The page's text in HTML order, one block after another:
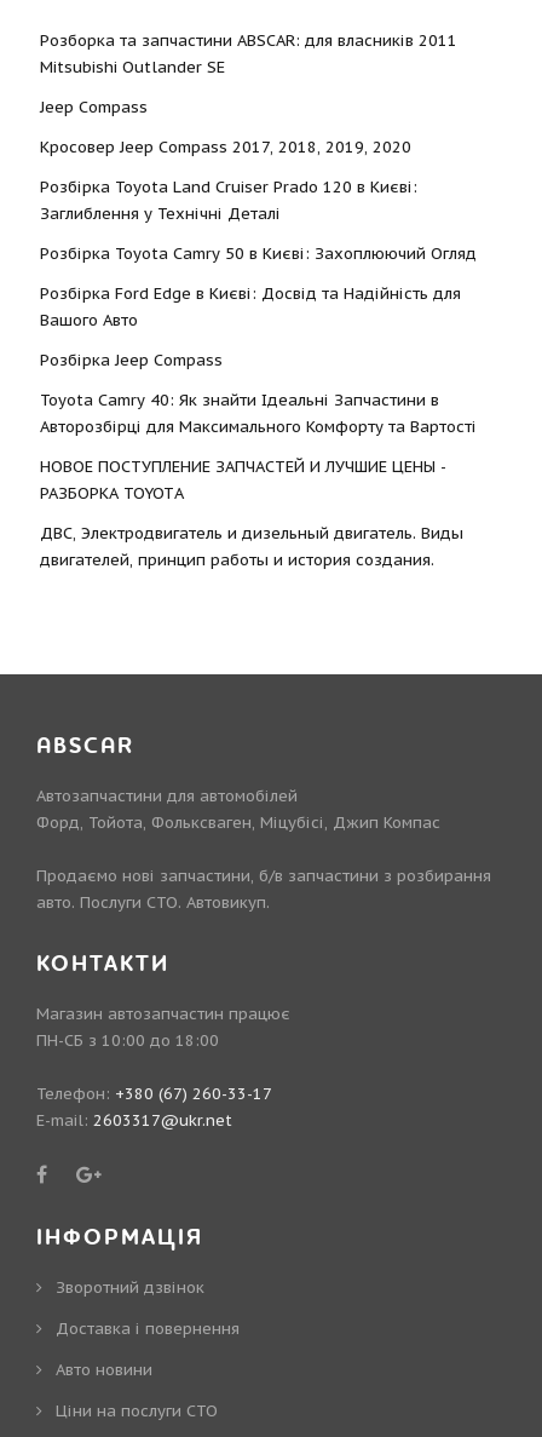
Розборка та запчастини ABSCAR: для власників 2011
Mitsubishi Outlander SE
Jeep Compass
Кросовер Jeep Compass 2017, 2018, 2019, 2020
Розбірка Toyota Land Cruiser Prado 120 в Києві:
Заглиблення у Технічні Деталі
Розбірка Toyota Camry 50 в Києві: Захоплюючий Огляд
Розбірка Ford Edge в Києві: Досвід та Надійність для
Вашого Авто
Розбірка Jeep Compass
Toyota Camry 40: Як знайти Ідеальні Запчастини в
Авторозбірці для Максимального Комфорту та Вартості
НОВОЕ ПОСТУПЛЕНИЕ ЗАПЧАСТЕЙ И ЛУЧШИЕ ЦЕНЫ -
РАЗБОРКА TOYOTА
ДВС, Электродвигатель и дизельный двигатель. Виды
двигателей, принцип работы и история создания.
ABSCAR
Автозапчастини для автомобілей
Форд, Тойота, Фольксваген, Міцубісі, Джип Компас
Продаємо нові запчастини, б/в запчастини з розбирання
авто. Послуги СТО. Автовикуп.
КОНТАКТИ
Магазин автозапчастин працює
ПН-СБ з 10:00 до 18:00
Телефон: +380 (67) 260-33-17
E-mail: 2603317@ukr.net
ІНФОРМАЦІЯ
Зворотний дзвінок
Доставка і повернення
Авто новини
Ціни на послуги СТО